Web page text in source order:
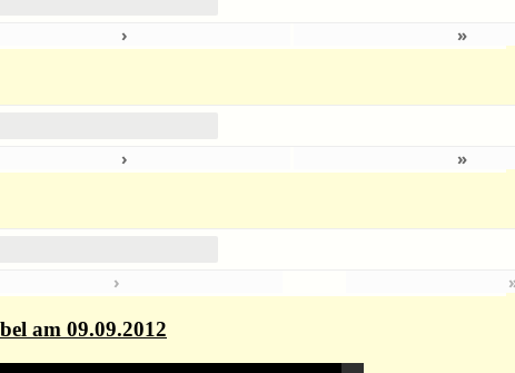
› »
› »
›
am 09.09.2012